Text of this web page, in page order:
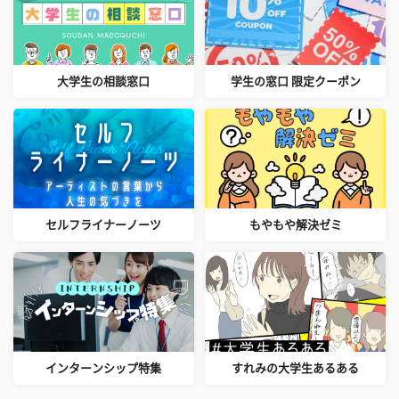
大学生の相談窓口 学生の窓口 限定クーポン
セルフライナーノーツ もやもや解決ゼミ
インターンシップ特集 すれみの大学生あるある